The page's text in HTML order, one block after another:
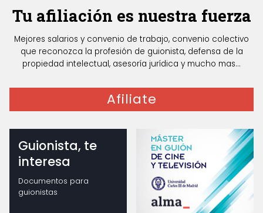
Tu afiliación es nuestra fuerza
Mejores salarios y convenio de trabajo, convenio colectivo
que reconozca la profesión de guionista, defensa de la
propiedad intelectual, asesoría jurídica y mucho mas...
Afiliate
Guionista, te
interesa
Documentos para
guionistas